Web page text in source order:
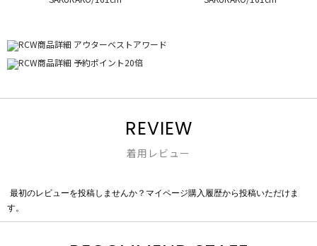
REVIEW
着用レビュー
価
最初のレビューを投稿しませんか？マイページ購入履歴から投稿いただけま
す。